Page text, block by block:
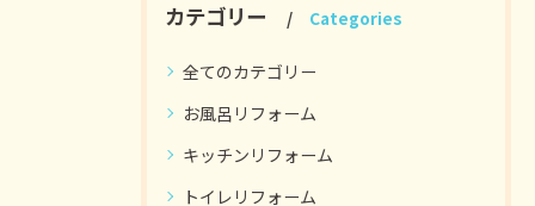
カテゴリー Categories
全てのカテゴリー
お風呂リフォーム
キッチンリフォーム
トイレリフォーム